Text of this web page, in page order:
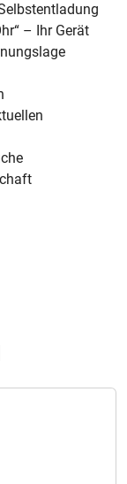
– Ihr Gerät